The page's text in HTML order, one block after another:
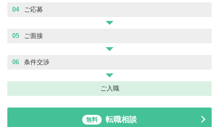
04 ご応募
05 ご面接
06 条件交渉
ご入職
無料 転職相談